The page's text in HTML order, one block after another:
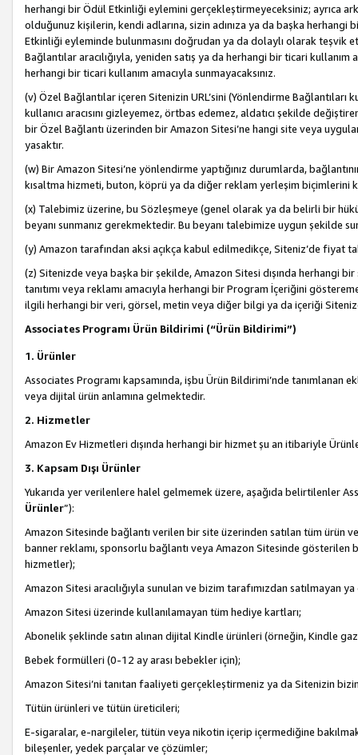
herhangi bir Ödül Etkinliği eylemini gerçekleştirmeyeceksiniz; ayrıca
olduğunuz kişilerin, kendi adlarına, sizin adınıza ya da başka herhangi
Etkinliği eyleminde bulunmasını doğrudan ya da dolaylı olarak teşvik
Bağlantılar aracılığıyla, yeniden satış ya da herhangi bir ticari
herhangi bir ticari kullanım amacıyla sunmayacaksınız.
(v) Özel Bağlantılar içeren Sitenizin URL’sini (Yönlendirme Bağlantıları
kullanıcı aracısını gizleyemez, örtbas edemez, aldatıcı şekilde
bir Özel Bağlantı üzerinden bir Amazon Sitesi’ne hangi site veya
yasaktır.
(w) Bir Amazon Sitesi’ne yönlendirme yaptığınız durumlarda,
kısaltma hizmeti, buton, köprü ya da diğer reklam yerleşim biçimlerini
(x) Talebimiz üzerine, bu Sözleşmeye (genel olarak ya da belirli bir
beyanı sunmanız gerekmektedir. Bu beyanı talebimize uygun şekilde
(y) Amazon tarafından aksi açıkça kabul edilmedikçe, Siteniz’de fiyat
(z) Sitenizde veya başka bir şekilde, Amazon Sitesi dışında herhangi
tanıtımı veya reklamı amacıyla herhangi bir Program İçeriğini
ilgili herhangi bir veri, görsel, metin veya diğer bilgi ya da içeriği
Associates Programı Ürün Bildirimi (“Ürün Bildirimi”)
1. Ürünler
Associates Programı kapsamında, işbu Ürün Bildirimi’nde
veya dijital ürün anlamına gelmektedir.
2. Hizmetler
Amazon Ev Hizmetleri dışında herhangi bir hizmet şu an itibariyle
3. Kapsam Dışı Ürünler
Yukarıda yer verilenlere halel gelmemek üzere, aşağıda belirtilenler
Ürünler”):
Amazon Sitesinde bağlantı verilen bir site üzerinden satılan tüm ürün
banner reklamı, sponsorlu bağlantı veya Amazon Sitesinde gösterilen
hizmetler);
Amazon Sitesi aracılığıyla sunulan ve bizim tarafımızdan satılmayan
Amazon Sitesi üzerinde kullanılamayan tüm hediye kartları;
Abonelik şeklinde satın alınan dijital Kindle ürünleri (örneğin, Kindle
Bebek formülleri (0-12 ay arası bebekler için);
Amazon Sitesi’ni tanıtan faaliyeti gerçekleştirmeniz ya da Sitenizin
Tütün ürünleri ve tütün üreticileri;
E-sigaralar, e-nargileler, tütün veya nikotin içerip içermediğine
bileşenler, yedek parçalar ve çözümler;